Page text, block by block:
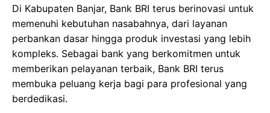
Di Kabupaten Banjar, Bank BRI terus berinovasi untuk
memenuhi kebutuhan nasabahnya, dari layanan
perbankan dasar hingga produk investasi yang lebih
kompleks. Sebagai bank yang berkomitmen untuk
memberikan pelayanan terbaik, Bank BRI terus
membuka peluang kerja bagi para profesional yang
berdedikasi.